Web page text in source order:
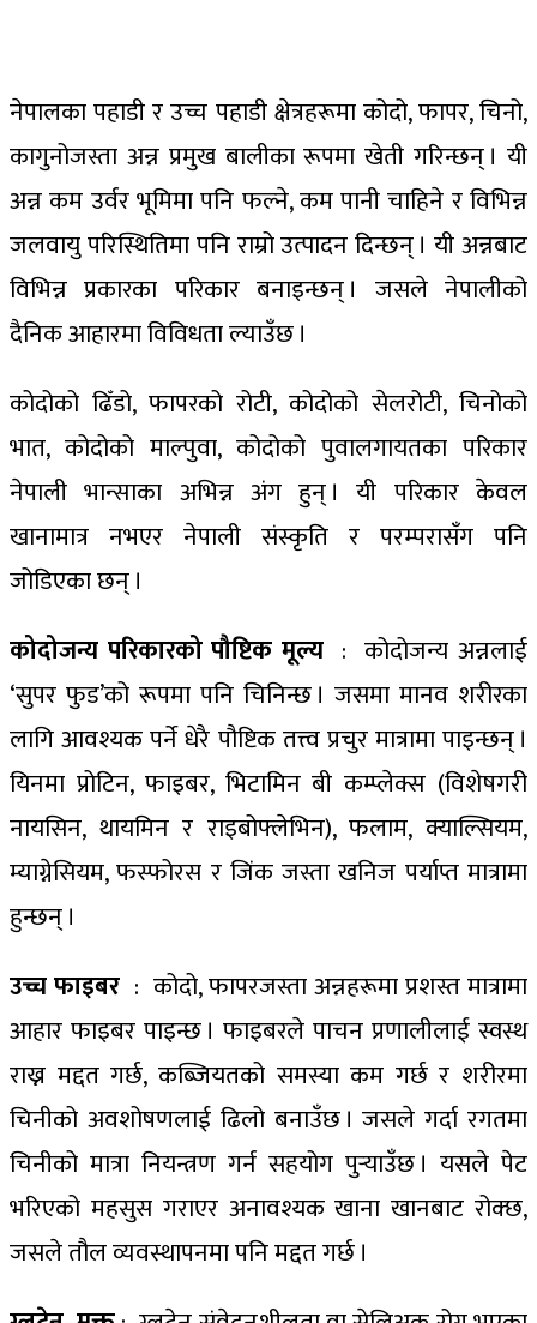
नेपालका पहाडी र उच्च पहाडी क्षेत्रहरूमा कोदो, फापर, चिनो,
कागुनोजस्ता अन्न प्रमुख बालीका रूपमा खेती गरिन्छन् । यी
अन्न कम उर्वर भूमिमा पनि फल्ने, कम पानी चाहिने र विभिन्न
जलवायु परिस्थितिमा पनि राम्रो उत्पादन दिन्छन् । यी अन्नबाट
विभिन्न प्रकारका परिकार बनाइन्छन् । जसले नेपालीको
दैनिक आहारमा विविधता ल्याउँछ ।
कोदोको ढिँडो, फापरको रोटी, कोदोको सेलरोटी, चिनोको
भात, कोदोको माल्पुवा, कोदोको पुवालगायतका परिकार
नेपाली भान्साका अभिन्न अंग हुन् । यी परिकार केवल
खानामात्र नभएर नेपाली संस्कृति र परम्परासँग पनि
जोडिएका छन् ।
कोदोजन्य परिकारको पौष्टिक मूल्य: कोदोजन्य अन्नलाई
‘सुपर फुड’को रूपमा पनि चिनिन्छ । जसमा मानव शरीरका
लागि आवश्यक पर्ने धेरै पौष्टिक तत्त्व प्रचुर मात्रामा पाइन्छन् ।
यिनमा प्रोटिन, फाइबर, भिटामिन बी कम्प्लेक्स (विशेषगरी
नायसिन, थायमिन र राइबोफ्लेभिन), फलाम, क्याल्सियम,
म्याग्नेसियम, फस्फोरस र जिंक जस्ता खनिज पर्याप्त मात्रामा
हुन्छन् ।
उच्च फाइबर : कोदो, फापरजस्ता अन्नहरूमा प्रशस्त मात्रामा
आहार फाइबर पाइन्छ । फाइबरले पाचन प्रणालीलाई स्वस्थ
राख्न मद्दत गर्छ, कब्जियतको समस्या कम गर्छ र शरीरमा
चिनीको अवशोषणलाई ढिलो बनाउँछ । जसले गर्दा रगतमा
चिनीको मात्रा नियन्त्रण गर्न सहयोग पुर्‍याउँछ । यसले पेट
भरिएको महसुस गराएर अनावश्यक खाना खानबाट रोक्छ,
जसले तौल व्यवस्थापनमा पनि मद्दत गर्छ ।